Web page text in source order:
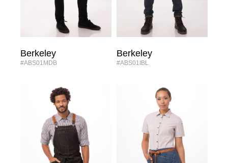
Berkeley
#ABS01MDB
Berkeley
#ABS01IBL